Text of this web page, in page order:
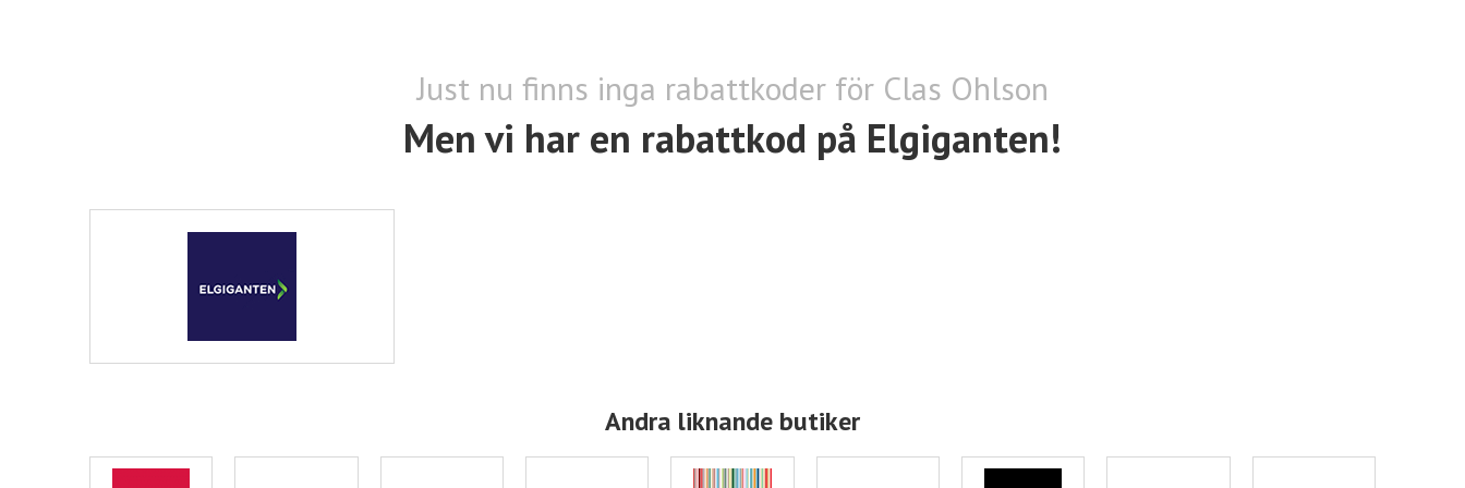
Just nu finns inga rabattkoder för Clas Ohlson
Men vi har en rabattkod på Elgiganten!
Andra liknande butiker